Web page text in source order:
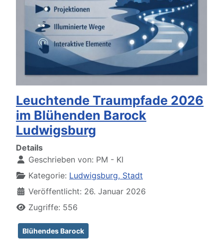
Leuchtende Traumpfade 2026
im Blühenden Barock
Ludwigsburg
Details
Geschrieben von: PM - KI
Kategorie: Ludwigsburg, Stadt
Veröffentlicht: 26. Januar 2026
Zugriffe: 556
Blühendes Barock